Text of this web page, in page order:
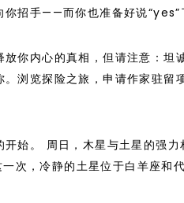
招手——而你也准备好说“yes”
你内心的真相，但请注意：坦
浏览探险之旅，申请作家驻留
始。 周日，木星与土星的强力
次，冷静的土星位于白羊座和